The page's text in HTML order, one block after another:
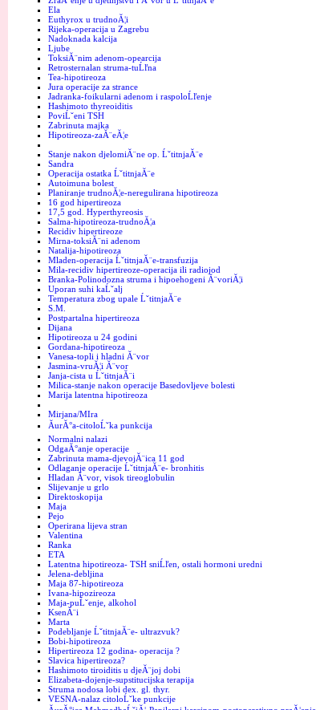
Ela
Euthyrox u trudnoĂ¦i
Rijeka-operacija u Zagrebu
Nadoknada kalcija
Ljube
ToksiĂ¨nim adenom-opearcija
Retrosternalan struma-tuĹľna
Tea-hipotireoza
Jura operacije za strance
Jadranka-foikularni adenom i raspoloĹľenje
Hashimoto thyreoiditis
PoviĹˇeni TSH
Zabrinuta majka
Hipotireoza-zaĂ¨eĂ¦e
Stanje nakon djelomiĂ¨ne op. ĹˇtitnjaĂ¨e
Sandra
Operacija ostatka ĹˇtitnjaĂ¨e
Autoimuna bolest
Planiranje trudnoĂ¦e-neregulirana hipotireoza
16 god hipertireoza
17,5 god. Hyperthyreosis
Salma-hipotireoza-trudnoĂ¦a
Recidiv hipertireoze
Mirna-toksiĂ¨ni adenom
Natalija-hipotireoza
Mladen-operacija ĹˇtitnjaĂ¨e-transfuzija
Mila-recidiv hipertireoze-operacija ili radiojod
Branka-Polinodozna struma i hipoehogeni Ă¨voriĂ¦i
Uporan suhi kaĹˇalj
Temperatura zbog upale ĹˇtitnjaĂ¨e
S.M.
Postpartalna hipertireoza
Dijana
Hipotireoza u 24 godini
Gordana-hipotireoza
Vanesa-topli i hladni Ă¨vor
Jasmina-vruĂ¦i Ă¨vor
Janja-cista u ĹˇtitnjaĂ¨i
Milica-stanje nakon operacije Basedovljeve bolesti
Marija latentna hipotireoza
Mirjana/MIra
ĂurĂ°a-citoloĹˇka punkcija
Normalni nalazi
OdgaĂ°anje operacije
Zabrinuta mama-djevojĂ¨ica 11 god
Odlaganje operacije ĹˇtitnjaĂ¨e- bronhitis
Hladan Ă¨vor, visok tireoglobulin
Slijevanje u grlo
Direktoskopija
Maja
Pejo
Operirana lijeva stran
Valentina
Ranka
ETA
Latentna hipotireoza- TSH sniĹľen, ostali hormoni uredni
Jelena-debljina
Maja 87-hipotireoza
Ivana-hipozireoza
Maja-puĹˇenje, alkohol
KsenĂ¨i
Marta
Podebljanje ĹˇtitnjaĂ¨e- ultrazvuk?
Bobi-hipotireoza
Hipertireoza 12 godina- operacija ?
Slavica hipertireoza?
Hashimoto tiroiditis u djeĂ¨joj dobi
Elizabeta-dojenje-supstitucijska terapija
Struma nodosa lobi dex. gl. thyr.
VESNA-nalaz citoloĹˇke punkcije